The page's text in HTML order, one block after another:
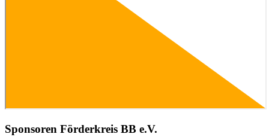
Sponsoren Förderkreis BB e.V.